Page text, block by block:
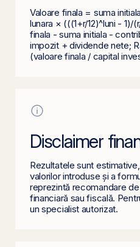
Valoare finala = suma
lunara × (((1+r/12)^luni -
finala - suma initiala -
impozit + dividende nete;
(valoare finala / capital
Disclaimer
Rezultatele sunt
valorilor introduse și a
reprezintă recomandare
financiară sau fiscală.
un specialist autorizat.